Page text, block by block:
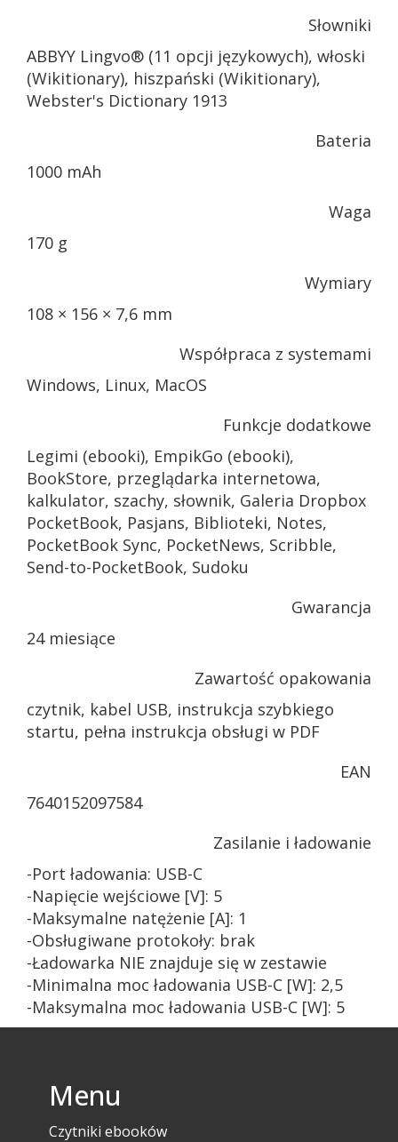
Słowniki
ABBYY Lingvo® (11 opcji językowych), włoski
(Wikitionary), hiszpański (Wikitionary),
Webster's Dictionary 1913
Bateria
1000 mAh
Waga
170 g
Wymiary
108 × 156 × 7,6 mm
Współpraca z systemami
Windows, Linux, MacOS
Funkcje dodatkowe
Legimi (ebooki), EmpikGo (ebooki),
BookStore, przeglądarka internetowa,
kalkulator, szachy, słownik, Galeria Dropbox
PocketBook, Pasjans, Biblioteki, Notes,
PocketBook Sync, PocketNews, Scribble,
Send-to-PocketBook, Sudoku
Gwarancja
24 miesiące
Zawartość opakowania
czytnik, kabel USB, instrukcja szybkiego
startu, pełna instrukcja obsługi w PDF
EAN
7640152097584
Zasilanie i ładowanie
-Port ładowania: USB-C
-Napięcie wejściowe [V]: 5
-Maksymalne natężenie [A]: 1
-Obsługiwane protokoły: brak
-Ładowarka NIE znajduje się w zestawie
-Minimalna moc ładowania USB-C [W]: 2,5
-Maksymalna moc ładowania USB-C [W]: 5
Menu
Czytniki ebooków